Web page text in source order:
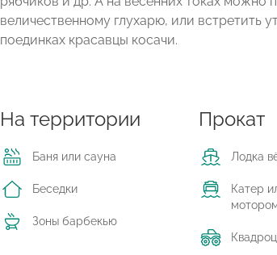
величественному глухарю, или встретить
поединках красавцы косачи.
На территории
Баня или сауна
Беседки
Зоны барбекью
Прокат
Лодка
Катер